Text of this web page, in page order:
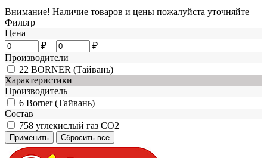
Внимание! Наличие товаров и цены пожалуйста уточняйте
Фильтр
Цена
₽ –
₽
Производители
22 BORNER (Тайвань)
Характеристики
Производитель
6 Borner (Тайвань)
Состав
758 углекислый газ CO2